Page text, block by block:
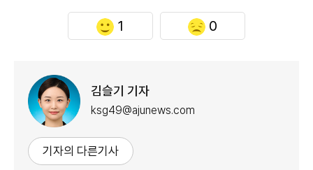
1 0
김슬기 기자
ksg49@ajunews.com
기자의 다른기사